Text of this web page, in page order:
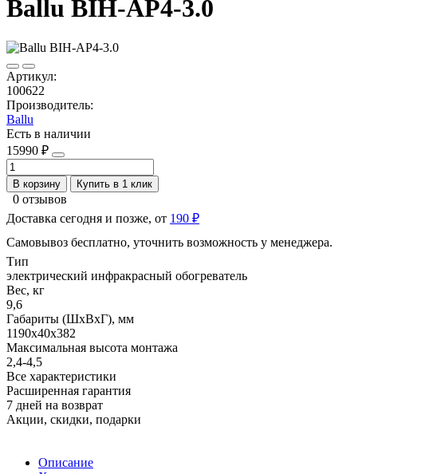
Ballu BIH-AP4-3.0
Артикул:
100622
Производитель:
Ballu
Есть в наличии
15990 ₽
В корзину Купить в 1 клик
0 отзывов
Доставка сегодня и позже, от 190 ₽
Самовывоз бесплатно, уточнить возможность у менеджера.
Тип
электрический инфракрасный обогреватель
Вес, кг
9,6
Габариты (ШхВхГ), мм
1190x40x382
Максимальная высота монтажа
2,4-4,5
Все характеристики
Расширенная гарантия
7 дней на возврат
Акции, скидки, подарки
Описание